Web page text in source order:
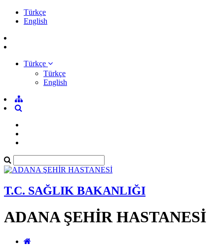
Türkçe
English
Türkçe
Türkçe
English
T.C. SAĞLIK BAKANLIĞI
ADANA ŞEHİR HASTANESİ